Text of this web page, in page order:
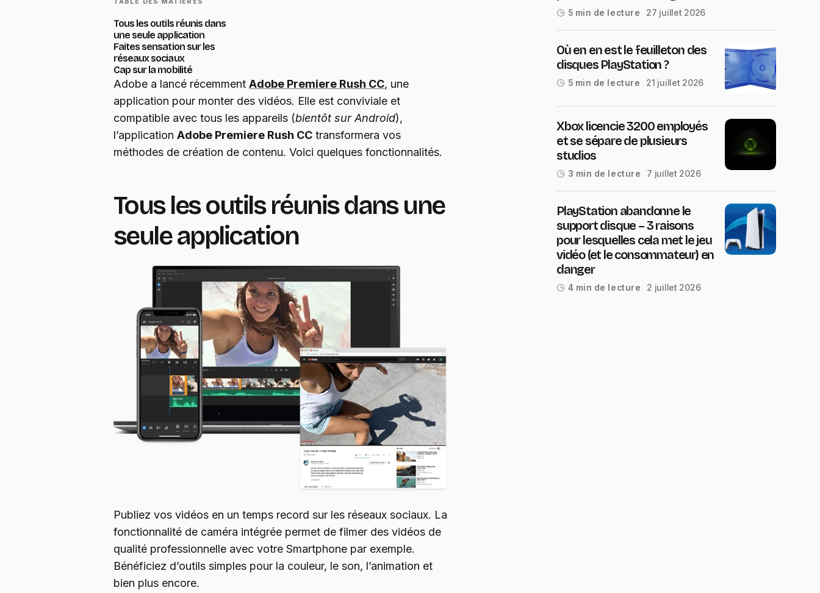
Tous les outils réunis dans
une seule application
Faites sensation sur les
réseaux sociaux
Cap sur la mobilité
Adobe a lancé récemment Adobe Premiere Rush CC, une
application pour monter des vidéos. Elle est conviviale et
compatible avec tous les appareils (bientôt sur Android),
l’application Adobe Premiere Rush CC transformera vos
méthodes de création de contenu. Voici quelques fonctionnalités.
Tous les outils réunis dans une
seule application
Publiez vos vidéos en un temps record sur les réseaux sociaux. La
fonctionnalité de caméra intégrée permet de filmer des vidéos de
qualité professionnelle avec votre Smartphone par exemple.
Bénéficiez d’outils simples pour la couleur, le son, l’animation et
bien plus encore.
5 min de lecture 27 juillet 2026
Où en en est le feuilleton des
disques PlayStation ?
5 min de lecture 21 juillet 2026
Xbox licencie 3200 employés
et se sépare de plusieurs
studios
3 min de lecture 7 juillet 2026
PlayStation abandonne le
support disque – 3 raisons
pour lesquelles cela met le jeu
vidéo (et le consommateur) en
danger
4 min de lecture 2 juillet 2026